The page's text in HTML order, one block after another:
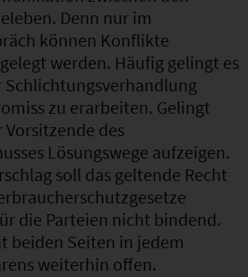
Denn nur im
können Konflikte
werden. Häufig gelingt es
Schlichtungsverhandlung
zu erarbeiten. Gelingt
des
Lösungswege aufzeigen.
soll das geltende Recht
die Parteien nicht bindend.
beiden Seiten in jedem
weiterhin offen.